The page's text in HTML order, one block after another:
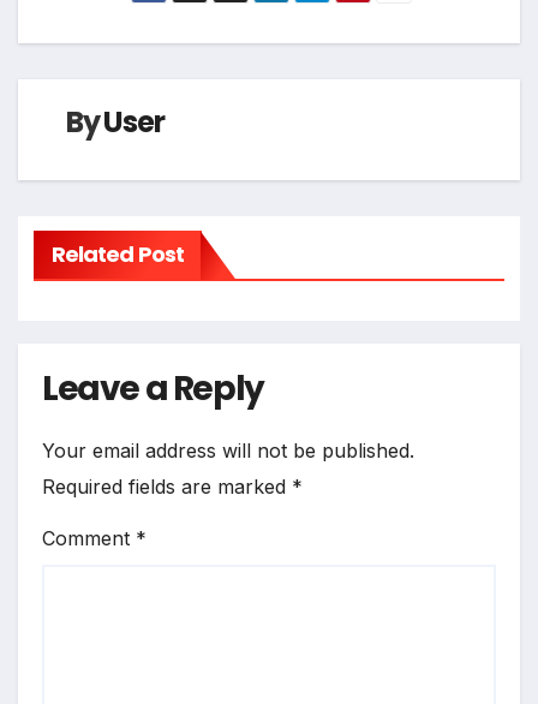
ByUser
Related Post
Leave a Reply
Your email address will not be published.
Required fields are marked *
Comment *